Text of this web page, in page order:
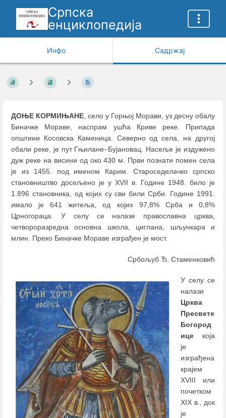
Српска
енциклопедија
Инфо Садржај
ДОЊЕ КОРМИЊАНЕ, село у Горњој Морави, уз десну обалу
Биначке Мораве, наспрам ушћа Криве реке. Припада
општини Косовска Каменица. Северно од села, на другој
обали реке, је пут Гњилане–Бујановац. Насеље је издужено
дуж реке на висини од око 430 м. Први познати помен села
је из 1455. под именом Карим. Староседелачко српско
становништво досељено је у XVII в. Године 1948. било је
1.896 становника, од којих су сви били Срби. Године 1991.
имало је 641 житеља, од којих 97,8% Срба и 0,8%
Црногораца. У селу се налазе православна црква,
четвороразредна основна школа, циглана, шљункара и
млин. Преко Биначке Мораве изграђен је мост.
Србољуб Ђ. Стаменковић
У селу се
налази
Црква
Пресвете
Богород
ице која
је
изграђена
крајем
XVIII или
почетком
XIX в., док
је